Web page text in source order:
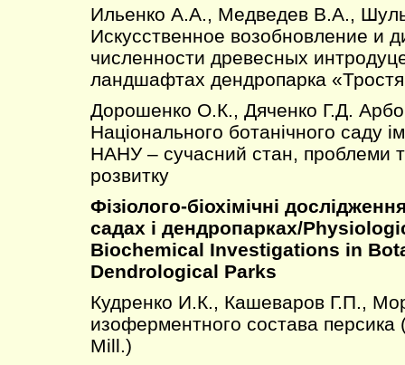
Ильенко А.А., Медведев В.А.,
Искусственное возобновление и
численности древесных
ландшафтах дендропарка
Дорошенко О.К., Дяченко Г.Д.
Національного ботанічного саду
НАНУ – сучасний стан, проблеми
розвитку
Фізіолого-біохімічні
садах і дендропарках/
Biochemical Investigations in
Dendrological Parks
Кудренко И.К., Кашеваров Г.П.,
изоферментного состава
Mill.)